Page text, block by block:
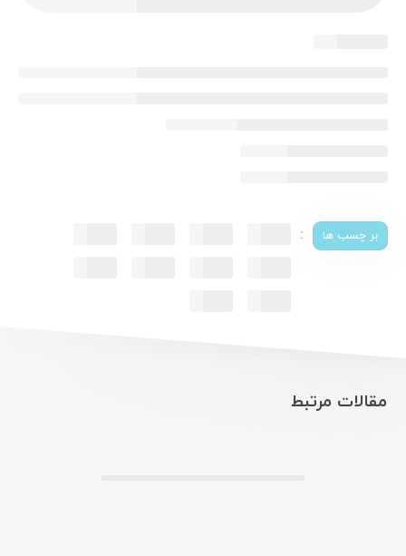
بر چسب ها :
مقالات مرتبط